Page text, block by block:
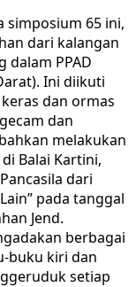
simposium 65 ini,
dari kalangan
dalam PPAD
Ini diikuti
dan ormas
dan
melakukan
Balai Kartini,
dari
pada tanggal
Jend.
berbagai
buku kiri dan
setiap